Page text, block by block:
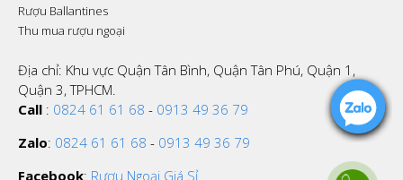
Rượu Ballantines
Thu mua rượu ngoại
Địa chỉ: Khu vực Quận Tân Bình, Quận Tân Phú, Quận 1,
Quận 3, TPHCM.
Call : 0824 61 61 68 - 0913 49 36 79
Zalo: 0824 61 61 68 - 0913 49 36 79
Facebook: Rượu Ngoại Giá Sỉ